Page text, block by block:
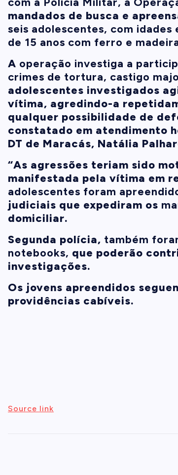
mandados de busca e
seis adolescentes, com idades
de 15 anos com ferro e
A operação investiga a
crimes de tortura, castigo
adolescentes investigados
vítima, agredindo-a
qualquer possibilidade de
constatado em atendimento
DT de Maracás, Natália
“As agressões teriam sido
manifestada pela vítima em
adolescentes foram
judiciais que expediram os
domiciliar.
Segunda polícia, também
notebooks, que poderão
investigações.
Os jovens apreendidos
providências cabíveis.
Source link